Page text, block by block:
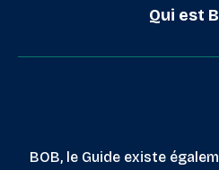
Qui est
BOB, le Guide existe